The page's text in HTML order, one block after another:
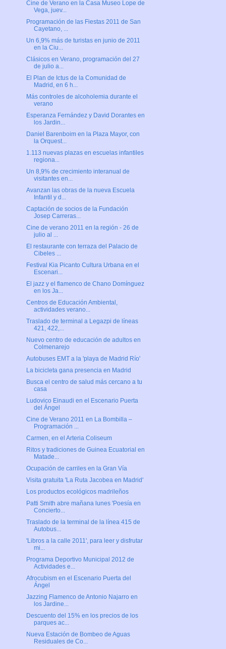
Cine de Verano en la Casa Museo Lope de
Vega, juev...
Programación de las Fiestas 2011 de San
Cayetano, ...
Un 6,9% más de turistas en junio de 2011
en la Ciu...
Clásicos en Verano, programación del 27
de julio a...
El Plan de Ictus de la Comunidad de
Madrid, en 6 h...
Más controles de alcoholemia durante el
verano
Esperanza Fernández y David Dorantes en
los Jardin...
Daniel Barenboim en la Plaza Mayor, con
la Orquest...
1.113 nuevas plazas en escuelas infantiles
regiona...
Un 8,9% de crecimiento interanual de
visitantes en...
Avanzan las obras de la nueva Escuela
Infantil y d...
Captación de socios de la Fundación
Josep Carreras...
Cine de verano 2011 en la región - 26 de
julio al ...
El restaurante con terraza del Palacio de
Cibeles ...
Festival Kia Picanto Cultura Urbana en el
Escenari...
El jazz y el flamenco de Chano Domínguez
en los Ja...
Centros de Educación Ambiental,
actividades verano...
Traslado de terminal a Legazpi de líneas
421, 422,...
Nuevo centro de educación de adultos en
Colmenarejo
Autobuses EMT a la 'playa de Madrid Río'
La bicicleta gana presencia en Madrid
Busca el centro de salud más cercano a tu
casa
Ludovico Einaudi en el Escenario Puerta
del Ángel
Cine de Verano 2011 en La Bombilla –
Programación ...
Carmen, en el Arteria Coliseum
Ritos y tradiciones de Guinea Ecuatorial en
Matade...
Ocupación de carriles en la Gran Vía
Visita gratuita 'La Ruta Jacobea en Madrid'
Los productos ecológicos madrileños
Patti Smith abre mañana lunes 'Poesía en
Concierto...
Traslado de la terminal de la línea 415 de
Autobus...
'Libros a la calle 2011', para leer y disfrutar
mi...
Programa Deportivo Municipal 2012 de
Actividades e...
Afrocubism en el Escenario Puerta del
Ángel
Jazzing Flamenco de Antonio Najarro en
los Jardine...
Descuento del 15% en los precios de los
parques ac...
Nueva Estación de Bombeo de Aguas
Residuales de Co...